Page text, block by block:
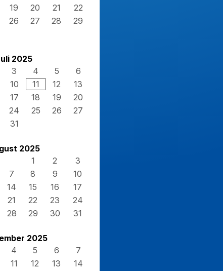
19 20 21
22
26 27 28
29
2025
3 4 5
6
10 11 12
13
17 18 19
20
24 25 26
27
31
2025
1
2
3
7 8 9
10
14 15 16
17
21 22 23
24
28 29 30 31
2025
4 5 6
7
11 12 13
14